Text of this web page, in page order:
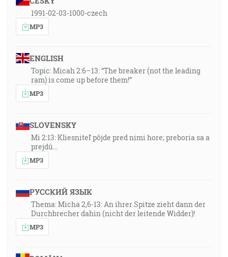
1991-02-03-1000-czech
MP3
ENGLISH
Topic: Micah 2:6–13: “The breaker (not the leading
ram) is come up before them!”
MP3
SLOVENSKY
Mi 2:13: Kliesniteľ pôjde pred nimi hore; preboria sa a
prejdú…
MP3
РУССКИЙ ЯЗЫК
Thema: Micha 2,6-13: An ihrer Spitze zieht dann der
Durchbrecher dahin (nicht der leitende Widder)!
MP3